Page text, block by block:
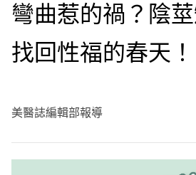
彎曲惹的禍？陰
找回性福的春天！
美醫誌編輯部報導